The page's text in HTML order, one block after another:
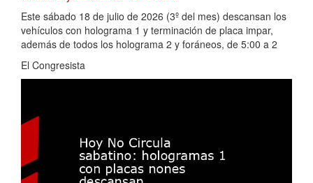
Este sábado 18 de julio de 2026 (3º del mes) descansan los
vehículos con holograma 1 y terminación de placa impar,
además de todos los holograma 2 y foráneos, de 5:00 a 2
El Congresista